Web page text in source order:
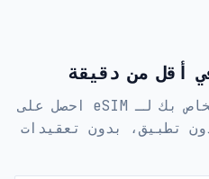
أقل من دقيقة
احصل على eSIM الخاص بك لـ Belarus في 3 خطوات